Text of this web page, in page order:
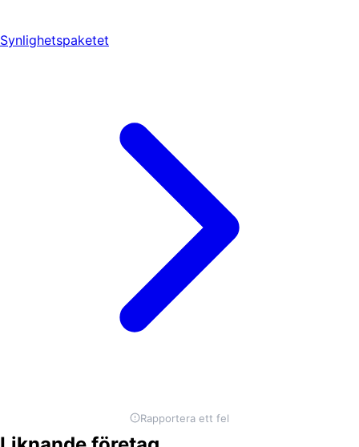
Synlighetspaketet
Rapportera ett fel